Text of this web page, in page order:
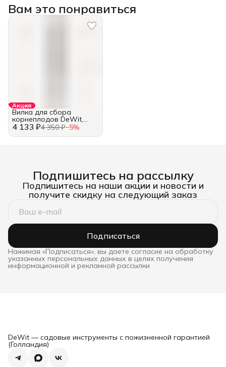
Вам это понравиться
Акция
4 133 ₽4 350 ₽−5%
Вилка для сбора
корнеплодов DeWit,
Нидерланды
Подпишитесь на рассылку
Подпишитесь на наши акции и новости и
получите скидку на следующий заказ
Подписаться
Нажимая «Подписаться», вы даете согласие на обработку
указанных персональных данных в целях получения
информационной и рекламной рассылки
DeWit — садовые инструменты с пожизненной гарантией
(Голландия)